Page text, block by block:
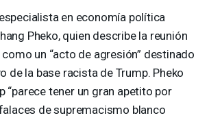
en economía política
Pheko, quien describe la reunión
un “acto de agresión” destinado
de la base racista de Trump. Pheko
“parece tener un gran apetito por
de supremacismo blanco